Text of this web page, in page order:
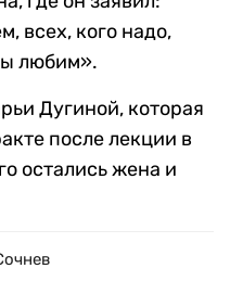
всех, кого надо,
любим».
Дугиной, которая
после лекции в
остались жена и